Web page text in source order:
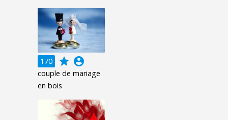
170 grade account_circle
couple de mariage
en bois